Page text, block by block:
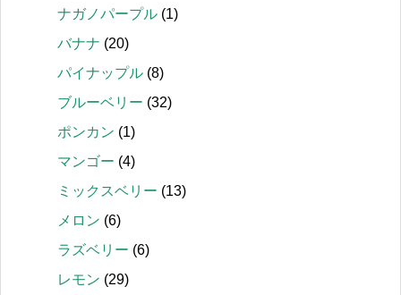
ナガノパープル (1)
バナナ (20)
パイナップル (8)
ブルーベリー (32)
ポンカン (1)
マンゴー (4)
ミックスベリー (13)
メロン (6)
ラズベリー (6)
レモン (29)